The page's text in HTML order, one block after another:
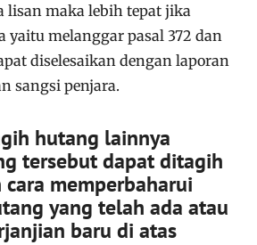
lisan maka lebih tepat jika
yaitu melanggar pasal 372 dan
diselesaikan dengan laporan
sangsi penjara.
hutang lainnya
tersebut dapat ditagih
memperbaharui
yang telah ada atau
baru di atas